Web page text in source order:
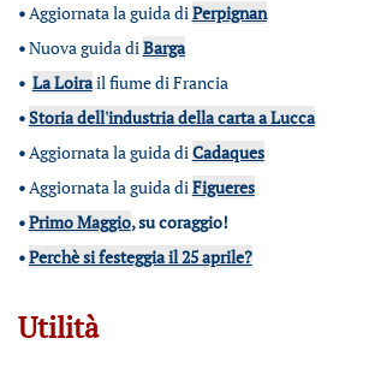
•Aggiornata la guida diPerpignan
•Nuova guida diBarga
• La Loirail fiume di Francia
•Storia dell'industria della carta a Lucca
•Aggiornata la guida diCadaques
•Aggiornata la guida diFigueres
•Primo Maggio, su coraggio!
•Perchè si festeggia il 25 aprile?
Utilità